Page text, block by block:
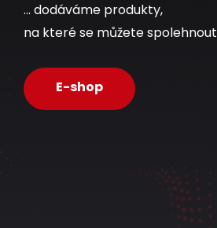
... dodáváme produkty,
na které se můžete spolehnout
E-shop